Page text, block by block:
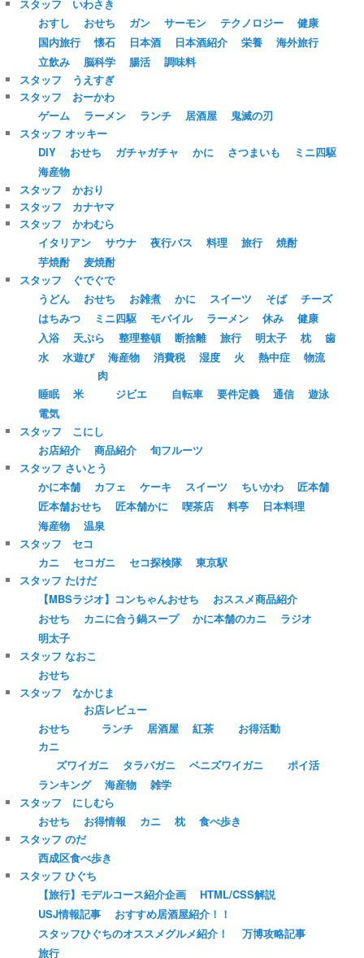
スタッフ いわさき
おすし
おせち ガン サーモン テクノロジー
健康
国内旅行
懐石 日本酒 日本酒紹介 栄養
海外旅行
立飲み
脳科学 腸活
調味料
スタッフ うえすぎ
スタッフ おーかわ
ゲーム
ラーメン ランチ 居酒屋
鬼滅の刃
スタッフ オッキー
DIY
おせち ガチャガチャ かに さつまいも
ミニ四駆
海産物
スタッフ かおり
スタッフ カナヤマ
スタッフ かわむら
イタリアン
サウナ 夜行バス 料理 旅行
焼酎
芋焼酎
麦焼酎
スタッフ ぐでぐで
うどん
おせち お雑煮 かに スイーツ そば
チーズ
はちみつ
ミニ四駆 モバイル ラーメン 休み
健康
入浴
天ぷら 整理整頓 断捨離 旅行 明太子 枕
歯
水
水遊び 海産物 消費税 湿度 火 熱中症 物流
睡眠 米
肉
ジビエ
自転車 要件定義 通信
遊泳
電気
スタッフ こにし
お店紹介
商品紹介
旬フルーツ
スタッフ さいとう
かに本舗
カフェ ケーキ スイーツ ちいかわ
匠本舗
匠本舗おせち
匠本舗かに 喫茶店 料亭
日本料理
海産物
温泉
スタッフ セコ
カニ
セコガニ セコ探検隊
東京駅
スタッフ たけだ
【MBSラジオ】コンちゃんおせち
おススメ商品紹介
おせち
カニに合う鍋スープ かに本舗のカニ
ラジオ
明太子
スタッフ なおこ
おせち
スタッフ なかじま
おせち
お店レビュー
ランチ
居酒屋 紅茶
お得活動
カニ
ズワイガニ
タラバガニ ベニズワイガニ
ポイ活
ランキング
海産物
雑学
スタッフ にしむら
おせち
お得情報 カニ 枕
食べ歩き
スタッフ のだ
西成区食べ歩き
スタッフ ひぐち
【旅行】モデルコース紹介企画
HTML/CSS解説
USJ情報記事
おすすめ居酒屋紹介！！
スタッフひぐちのオススメグルメ紹介！
万博攻略記事
旅行